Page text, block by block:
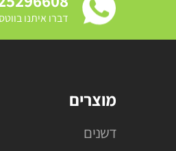
דברו איתנו
מוצרים
דשנים